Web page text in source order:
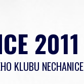
2011
KLUBU NECHANICE